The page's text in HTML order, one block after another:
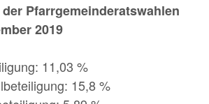
Pfarrgemeinderatswahlen
2019
11,03 %
15,8 %